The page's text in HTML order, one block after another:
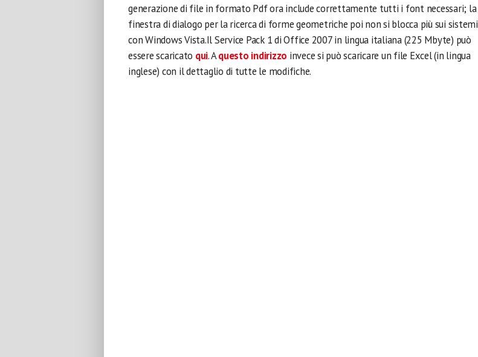
generazione di file in formato Pdf ora include correttamente tutti i font necessari; la
finestra di dialogo per la ricerca di forme geometriche poi non si blocca più sui sistemi
con Windows Vista.Il Service Pack 1 di Office 2007 in lingua italiana (225 Mbyte) può
essere scaricato qui. Aquesto indirizzo invece si può scaricare un file Excel (in lingua
inglese) con il dettaglio di tutte le modifiche.